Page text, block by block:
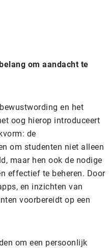
om aandacht te
en het
oog hierop introduceert
de
om studenten niet alleen
maar hen ook de nodige
effectief te beheren. Door
en inzichten van
voorbereidt op een
om een persoonlijk